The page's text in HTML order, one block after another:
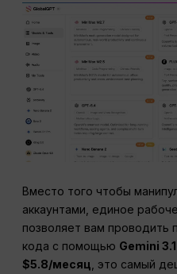
Вместо того чтобы
аккаунтами, единое
позволяет вам проводить
кода с помощью Gemini
$5.8/месяц , это самый